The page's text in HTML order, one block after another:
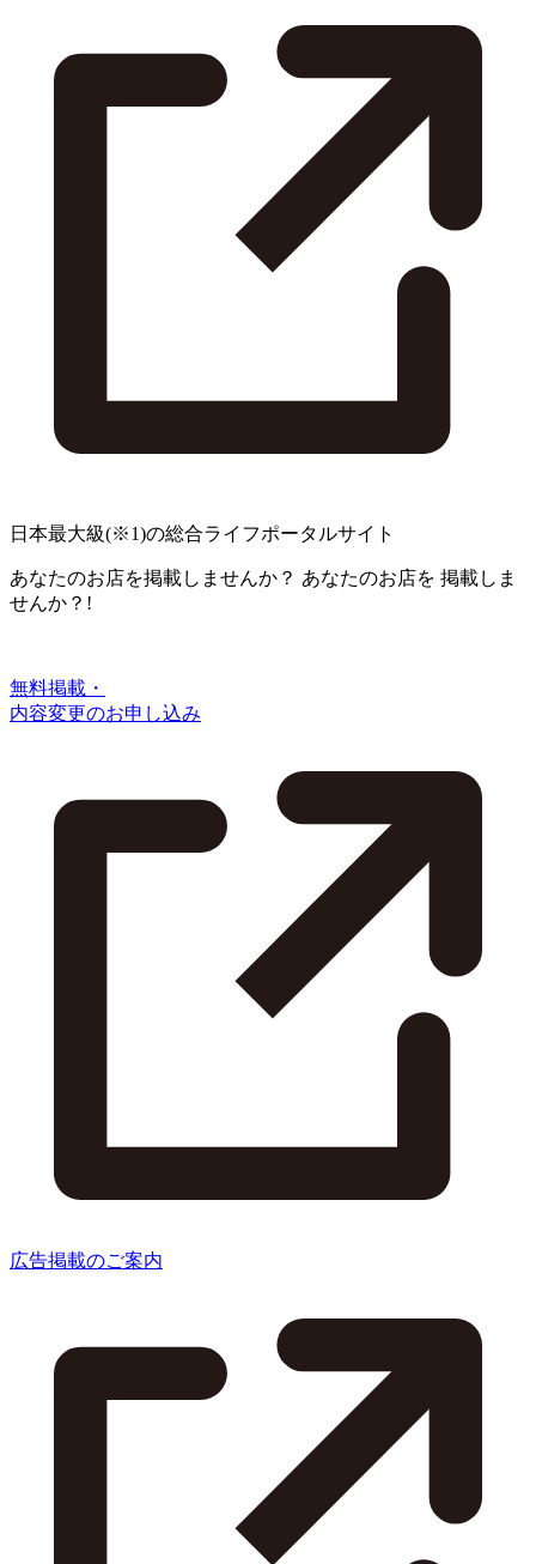
日本最大級(※1)の総合ライフポータルサイト
あなたのお店を掲載しませんか？ あなたのお店を 掲載しま
せんか？!
無料掲載・
内容変更のお申し込み
広告掲載のご案内